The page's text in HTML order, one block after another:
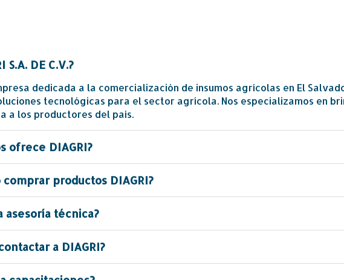
S.A. DE C.V.?
dedicada a la comercialización de insumos agrícolas en El
tecnológicas para el sector agrícola. Nos especializamos en
a los productores del país.
ofrece DIAGRI?
productos DIAGRI?
asesoría técnica?
a DIAGRI?